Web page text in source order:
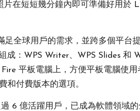
在短短幾分鐘內即可準備好用於
全球用戶的需求，並跨多個平台
：WPS Writer、WPS Slides 和
平板電腦上，方便平板電腦使用
和付費版本的選項。
6 億活躍用戶，已成為軟體領域